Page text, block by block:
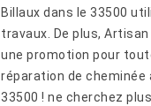
Billaux dans le 33500
travaux. De plus,
une promotion pour
réparation de cheminée
33500 ! ne cherchez